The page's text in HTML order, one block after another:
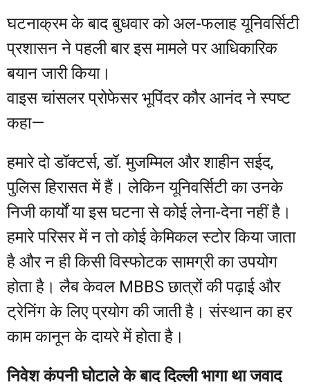
घटनाक्रम के बाद बुधवार को अल-फलाह यूनिवर्सिटी
प्रशासन ने पहली बार इस मामले पर आधिकारिक
बयान जारी किया।
वाइस चांसलर प्रोफेसर भूपिंदर कौर आनंद ने स्पष्ट
कहा—
हमारे दो डॉक्टर्स, डॉ. मुजम्मिल और शाहीन सईद,
पुलिस हिरासत में हैं। लेकिन यूनिवर्सिटी का उनके
निजी कार्यों या इस घटना से कोई लेना-देना नहीं है।
हमारे परिसर में न तो कोई केमिकल स्टोर किया जाता
है और न ही किसी विस्फोटक सामग्री का उपयोग
होता है। लैब केवल MBBS छात्रों की पढ़ाई और
ट्रेनिंग के लिए प्रयोग की जाती है। संस्थान का हर
काम कानून के दायरे में होता है।
निवेश कंपनी घोटाले के बाद दिल्ली भागा था जवाद